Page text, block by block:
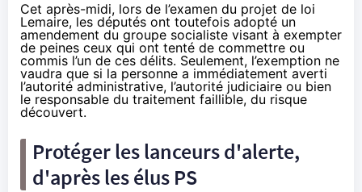
Cet après-midi, lors de l’examen du projet de loi
Lemaire, les députés ont toutefois adopté un
amendement du groupe socialiste visant à exempter
de peines ceux qui ont tenté de commettre ou
commis l’un de ces délits. Seulement, l’exemption ne
vaudra que si la personne a immédiatement averti
l’autorité administrative, l’autorité judiciaire ou bien
le responsable du traitement faillible, du risque
découvert.
Protéger les lanceurs d'alerte,
d'après les élus PS